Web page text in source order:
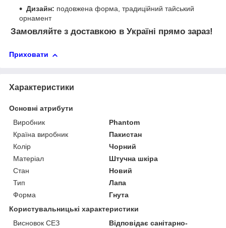
Дизайн: подовжена форма, традиційний тайський
орнамент
Замовляйте з доставкою в Україні прямо зараз!
Приховати
Характеристики
Основні атрибути
Виробник
Phantom
Країна виробник
Пакистан
Колір
Чорний
Матеріал
Штучна шкіра
Стан
Новий
Тип
Лапа
Форма
Гнута
Користувальницькі характеристики
Висновок СЕЗ
Відповідає санітарно-